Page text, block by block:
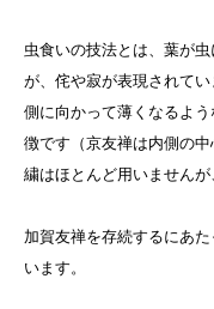
虫食いの技法とは、葉が
が、侘や寂が表現されて
側に向かって薄くなるよ
徴です（京友禅は内側の
繍はほとんど用いませんが
加賀友禅を存続するにあ
います。